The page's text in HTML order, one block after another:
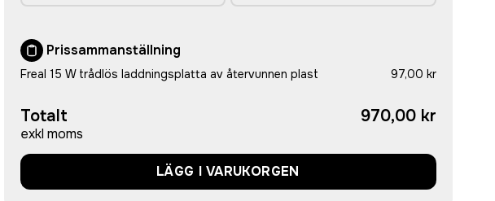
Prissammanställning
Freal 15 W trådlös laddningsplatta av återvunnen plast 97,00 kr
Totalt
exkl moms
970,00 kr
LÄGG I VARUKORGEN